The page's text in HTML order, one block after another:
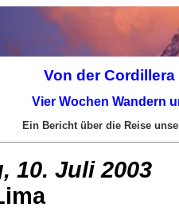
Von der
Vier Wochen Wandern
Ein Bericht über die Reise
10. Juli 2003